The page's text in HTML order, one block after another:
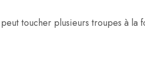
toucher plusieurs troupes à la